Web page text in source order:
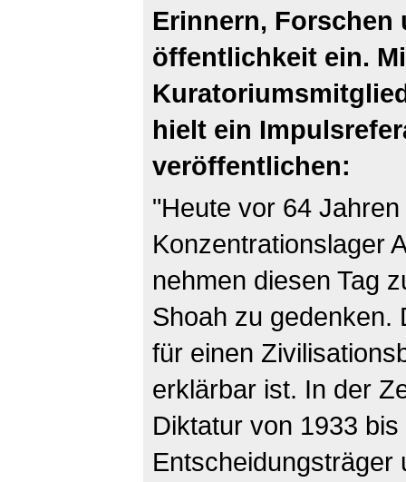
Erinnern, Forschen
öffentlichkeit ein.
hielt ein
veröffentlichen:
"Heute vor 64
Konzentrationslager
nehmen diesen Tag
Shoah zu gedenken.
für einen
erklärbar ist. In der
Diktatur von 1933
Entscheidungsträger